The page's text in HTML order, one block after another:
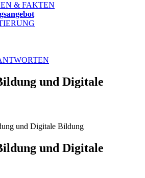
& FAKTEN
und Digitale
und Digitale Bildung
und Digitale